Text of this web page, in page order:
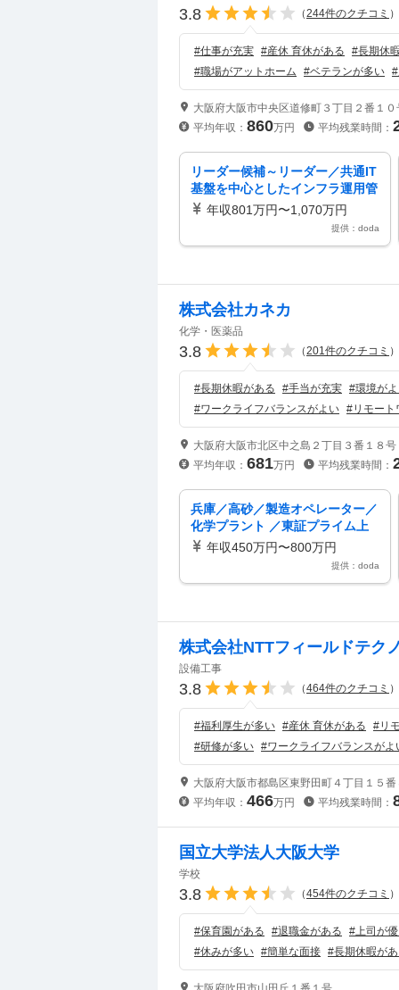
3.8 （244件のクチコミ ）
#仕事が充実 #産休 育休がある #長期休
#職場がアットホーム #ベテランが多い #
大阪府大阪市中央区道修町３丁目２番１０
平均年収： 860万円 平均残業時間：
リーダー候補～リーダー／共通IT
基盤を中心としたインフラ運用管
理創業300年超の老舗製薬メーカ
年収801万円〜1,070万円
提供：doda
株式会社カネカ
化学・医薬品
3.8 （201件のクチコミ ）
#長期休暇がある #手当が充実 #環境が
#ワークライフバランスがよい #リモー
大阪府大阪市北区中之島２丁目３番１８号
平均年収： 681万円 平均残業時間：
兵庫／高砂／製造オペレーター／
化学プラント ／東証プライム上
場化学メーカー／各種手当・福利
年収450万円〜800万円
提供：doda
株式会社NTTフィールドテク
設備工事
3.8 （464件のクチコミ ）
#福利厚生が多い #産休 育休がある #リ
#研修が多い #ワークライフバランスがよ
大阪府大阪市都島区東野田町４丁目１５番
平均年収： 466万円 平均残業時間：
国立大学法人大阪大学
学校
3.8 （454件のクチコミ ）
#保育園がある #退職金がある #上司が
#休みが多い #簡単な面接 #長期休暇が